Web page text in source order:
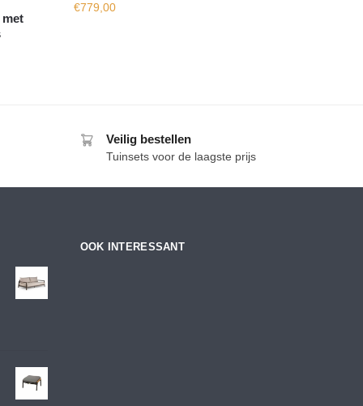
€779,00
Veilig bestellen
Tuinsets voor de laagste prijs
OOK INTERESSANT